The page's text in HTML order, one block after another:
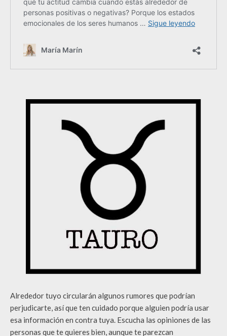
Alrededor tuyo circularán algunos rumores que podrían
perjudicarte, así que ten cuidado porque alguien podría usar
esa información en contra tuya. Escucha las opiniones de las
personas que te quieres bien, aunque te parezcan